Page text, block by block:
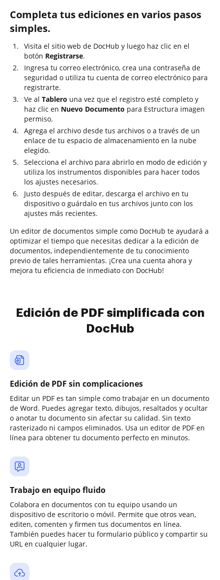
Completa tus ediciones en varios pasos
simples.
Visita el sitio web de DocHub y luego haz clic en el
botón Registrarse.
Ingresa tu correo electrónico, crea una contraseña de
seguridad o utiliza tu cuenta de correo electrónico para
registrarte.
Ve al Tablero una vez que el registro esté completo y
haz clic en Nuevo Documento para Estructura imagen
permiso.
Agrega el archivo desde tus archivos o a través de un
enlace de tu espacio de almacenamiento en la nube
elegido.
Selecciona el archivo para abrirlo en modo de edición y
utiliza los instrumentos disponibles para hacer todos
los ajustes necesarios.
Justo después de editar, descarga el archivo en tu
dispositivo o guárdalo en tus archivos junto con los
ajustes más recientes.
Un editor de documentos simple como DocHub te ayudará a
optimizar el tiempo que necesitas dedicar a la edición de
documentos, independientemente de tu conocimiento
previo de tales herramientas. ¡Crea una cuenta ahora y
mejora tu eficiencia de inmediato con DocHub!
Edición de PDF simplificada con
DocHub
Edición de PDF sin complicaciones
Editar un PDF es tan simple como trabajar en un documento
de Word. Puedes agregar texto, dibujos, resaltados y ocultar
o anotar tu documento sin afectar su calidad. Sin texto
rasterizado ni campos eliminados. Usa un editor de PDF en
línea para obtener tu documento perfecto en minutos.
Trabajo en equipo fluido
Colabora en documentos con tu equipo usando un
dispositivo de escritorio o móvil. Permite que otros vean,
editen, comenten y firmen tus documentos en línea.
También puedes hacer tu formulario público y compartir su
URL en cualquier lugar.